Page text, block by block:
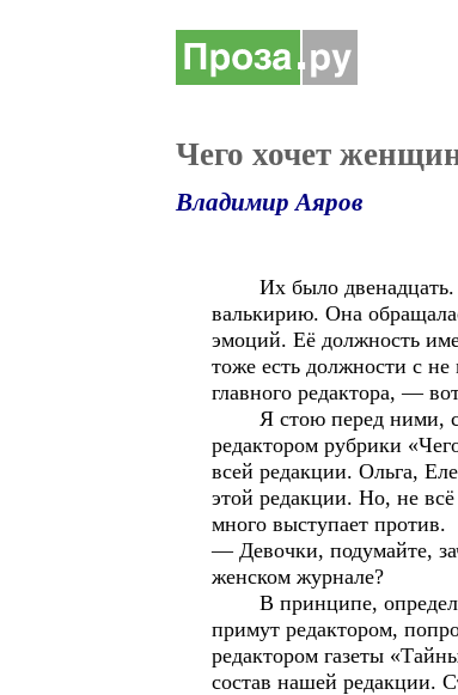
Чего хочет
Владимир Аяров
Их было двенадцать.
валькирию. Она
эмоций. Её должность
тоже есть должности с
главного редактора, —
Я стою перед ними,
редактором рубрики
всей редакции. Ольга,
этой редакции. Но, не
много выступает против.
— Девочки, подумайте,
женском журнале?
В принципе,
примут редактором,
редактором газеты
состав нашей редакции.